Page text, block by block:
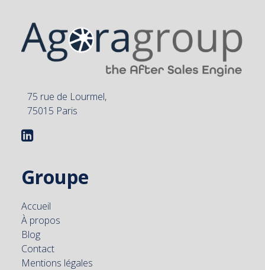
75 rue de Lourmel,
75015 Paris
Groupe
Accueil
À propos
Blog
Contact
Mentions légales